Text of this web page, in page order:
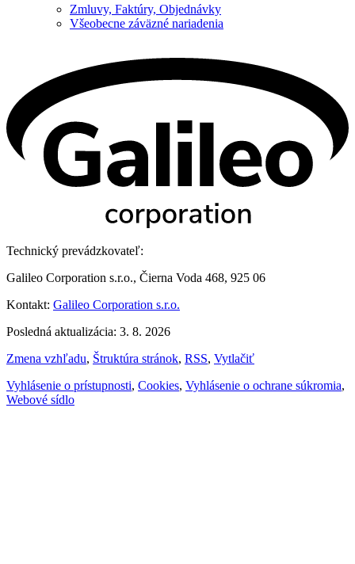
Zmluvy, Faktúry, Objednávky
Všeobecne záväzné nariadenia
Technický prevádzkovateľ:
Galileo Corporation s.r.o., Čierna Voda 468, 925 06
Kontakt: Galileo Corporation s.r.o.
Posledná aktualizácia: 3. 8. 2026
Zmena vzhľadu, Štruktúra stránok, RSS, Vytlačiť
Vyhlásenie o prístupnosti, Cookies, Vyhlásenie o ochrane súkromia,
Webové sídlo